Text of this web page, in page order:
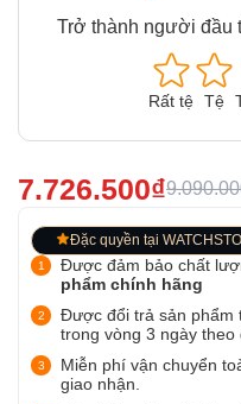
Trở thành người đầu
Rất tệ Tệ
7.726.500₫
Đặc quyền tại
Được đảm bảo chất
phẩm chính hãng
Được đổi trả sản phẩm
trong vòng 3 ngày theo
Miễn phí vận chuyển
giao nhận.